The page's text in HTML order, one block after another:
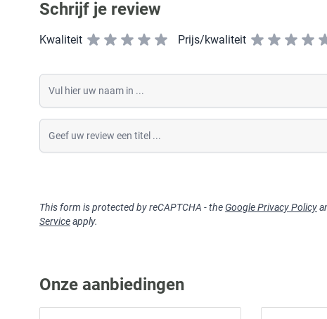
Schrijf je review
Kwaliteit Prijs/kwaliteit
Vul hier uw naam in
Geef uw review een titel
This form is protected by reCAPTCHA - the Google Privacy Policy
Serviceapply.
Onze aanbiedingen